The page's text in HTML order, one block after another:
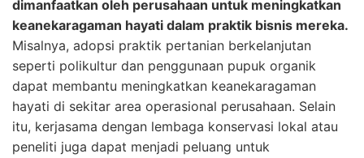
dimanfaatkan oleh perusahaan untuk meningkatkan
keanekaragaman hayati dalam praktik bisnis mereka.
Misalnya, adopsi praktik pertanian berkelanjutan
seperti polikultur dan penggunaan pupuk organik
dapat membantu meningkatkan keanekaragaman
hayati di sekitar area operasional perusahaan. Selain
itu, kerjasama dengan lembaga konservasi lokal atau
peneliti juga dapat menjadi peluang untuk